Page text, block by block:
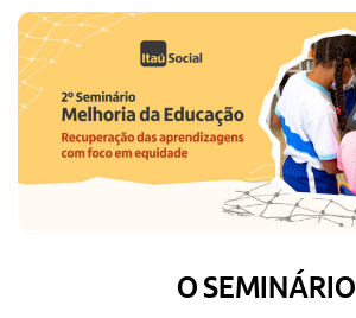
Biblioteca
Editais
Contato
O SEMINÁRIO